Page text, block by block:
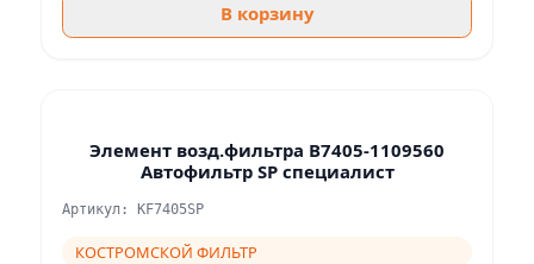
В корзину
Элемент возд.фильтра В7405-1109560
Автофильтр SP специалист
Артикул: KF7405SP
КОСТРОМСКОЙ ФИЛЬТР